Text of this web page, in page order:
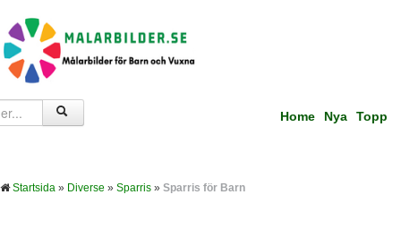
Home Nya Topp
Startsida » Diverse » Sparris » Sparris för Barn